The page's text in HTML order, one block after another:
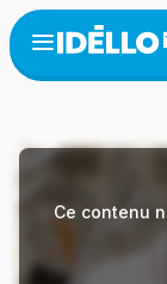
Aller
au
contenu
Open
menu
Ce contenu